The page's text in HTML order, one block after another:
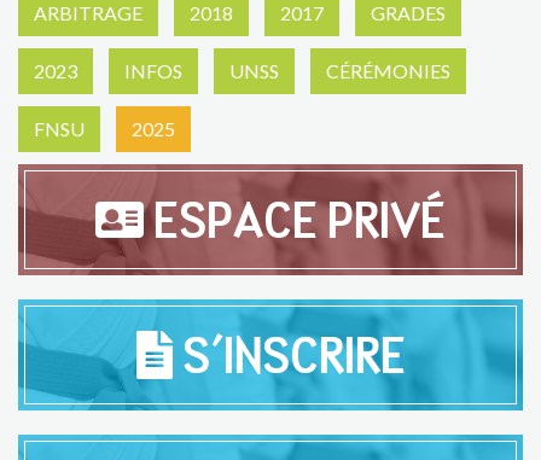
ARBITRAGE 2018 2017 GRADES
2023 INFOS UNSS CÉRÉMONIES
FNSU 2025
ESPACE PRIVÉ
S'INSCRIRE